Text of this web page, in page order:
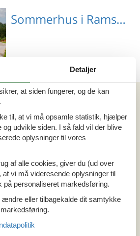
Sommerhus i Ramsberg
Detaljer
at siden fungerer, og de kan
til, at vi må opsamle statistik, hjælper
og udvikle siden. I så fald vil der blive
oplysninger til vores
af alle cookies, giver du (ud over
vi må videresende oplysninger til
på personaliseret markedsføring.
eller tilbagekalde dit samtykke